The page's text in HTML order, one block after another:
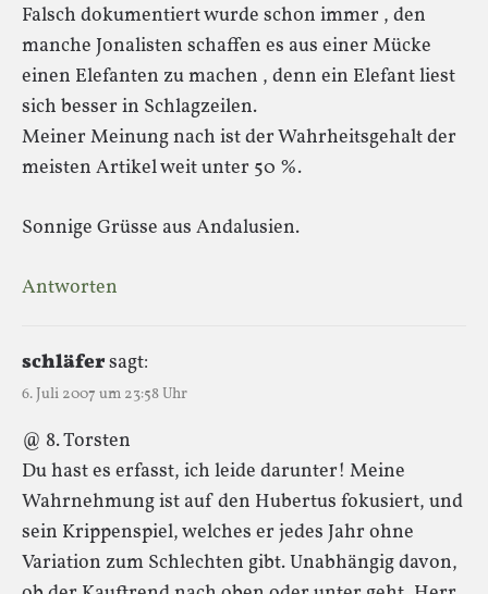
Falsch dokumentiert wurde schon immer , den
manche Jonalisten schaffen es aus einer Mücke
einen Elefanten zu machen , denn ein Elefant liest
sich besser in Schlagzeilen.
Meiner Meinung nach ist der Wahrheitsgehalt der
meisten Artikel weit unter 50 %.
Sonnige Grüsse aus Andalusien.
Antworten
schläfersagt:
6. Juli 2007 um 23:58 Uhr
@ 8. Torsten
Du hast es erfasst, ich leide darunter! Meine
Wahrnehmung ist auf den Hubertus fokusiert, und
sein Krippenspiel, welches er jedes Jahr ohne
Variation zum Schlechten gibt. Unabhängig davon,